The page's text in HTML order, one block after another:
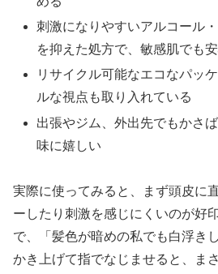
刺激になりやすいアルコール
を抑えた処方で、敏感肌でも
リサイクル可能なエコなパッ
ルな視点も取り入れている
出張やジム、外出先でもかさ
味に嬉しい
実際に使ってみると、まず頭皮に
ーしたり刺激を感じにくいのが好
で、「髪色が暗めの私でも白浮き
かき上げて指でなじませると、ま